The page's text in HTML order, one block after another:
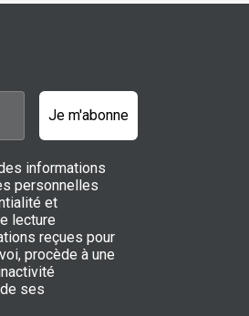
Je m'abonne
informations
personnelles
et
lecture
reçues pour
procède à une
ses